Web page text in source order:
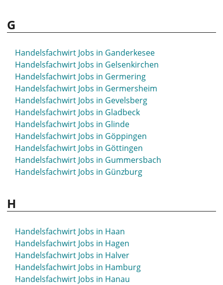
G
Handelsfachwirt Jobs in Ganderkesee
Handelsfachwirt Jobs in Gelsenkirchen
Handelsfachwirt Jobs in Germering
Handelsfachwirt Jobs in Germersheim
Handelsfachwirt Jobs in Gevelsberg
Handelsfachwirt Jobs in Gladbeck
Handelsfachwirt Jobs in Glinde
Handelsfachwirt Jobs in Göppingen
Handelsfachwirt Jobs in Göttingen
Handelsfachwirt Jobs in Gummersbach
Handelsfachwirt Jobs in Günzburg
H
Handelsfachwirt Jobs in Haan
Handelsfachwirt Jobs in Hagen
Handelsfachwirt Jobs in Halver
Handelsfachwirt Jobs in Hamburg
Handelsfachwirt Jobs in Hanau